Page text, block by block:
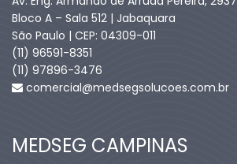
Bloco A – Sala 512 | Jabaquara
São Paulo | CEP: 04309-011
(11) 96591-8351
(11) 97896-3476
comercial@medsegsolucoes.com.br
MEDSEG CAMPINAS